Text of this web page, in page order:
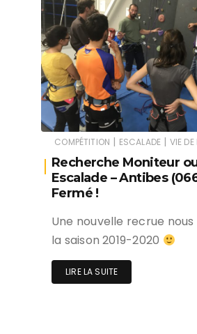
COMPÉTITION | ESCALADE | VIE
Recherche Moniteur
Escalade – Antibes
Fermé !
Une nouvelle recrue
la saison 2019-2020
LIRE LA SUITE